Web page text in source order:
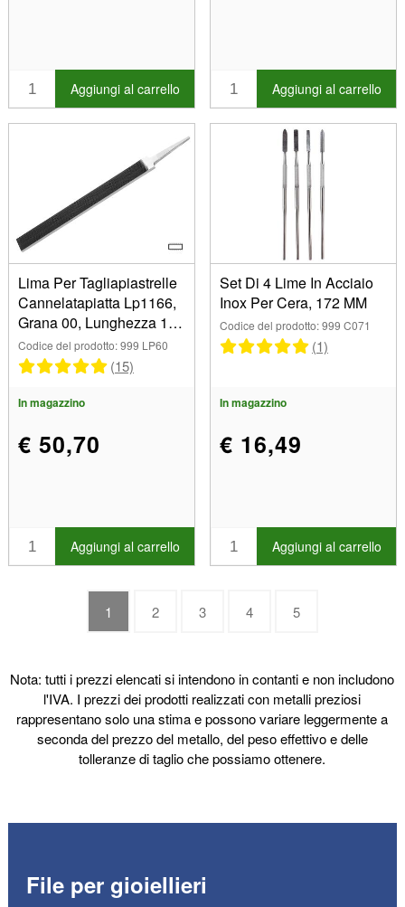
Aggiungi al carrello Aggiungi al carrello
Lima Per Tagliapiastrelle
Cannelatapiatta Lp1166,
Grana 00, Lunghezza 150
Mm, Vallorbe
Codice del prodotto: 999 LP60
(15)
In magazzino
€ 50,70
Aggiungi al carrello
Set Di 4 Lime In Acciaio
Inox Per Cera, 172 MM
Codice del prodotto: 999 C071
(1)
In magazzino
€ 16,49
Aggiungi al carrello
1 2 3 4 5
Nota: tutti i prezzi elencati si intendono in contanti e non includono
l'IVA. I prezzi dei prodotti realizzati con metalli preziosi
rappresentano solo una stima e possono variare leggermente a
seconda del prezzo del metallo, del peso effettivo e delle
tolleranze di taglio che possiamo ottenere.
File per gioiellieri